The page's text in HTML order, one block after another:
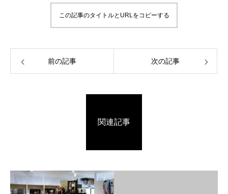
この記事のタイトルとURLをコピーする
前の記事 次の記事
関連記事